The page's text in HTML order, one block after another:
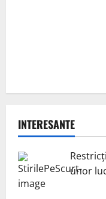
INTERESANTE
unor